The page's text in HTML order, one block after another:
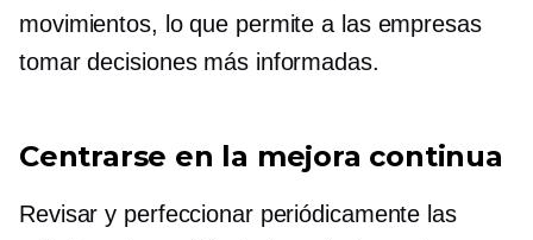
movimientos, lo que permite a las empresas
tomar decisiones más informadas.
Centrarse en la mejora continua
Revisar y perfeccionar periódicamente las